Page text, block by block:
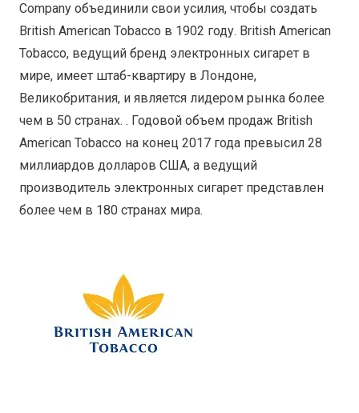
Company объединили свои усилия, чтобы создать
British American Tobacco в 1902 году. British American
Tobacco, ведущий бренд электронных сигарет в
мире, имеет штаб-квартиру в Лондоне,
Великобритания, и является лидером рынка более
чем в 50 странах. . Годовой объем продаж British
American Tobacco на конец 2017 года превысил 28
миллиардов долларов США, а ведущий
производитель электронных сигарет представлен
более чем в 180 странах мира.